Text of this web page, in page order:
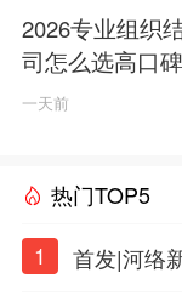
2026专业组织
司怎么选高口
一天前
热门TOP5
1
首发|河络